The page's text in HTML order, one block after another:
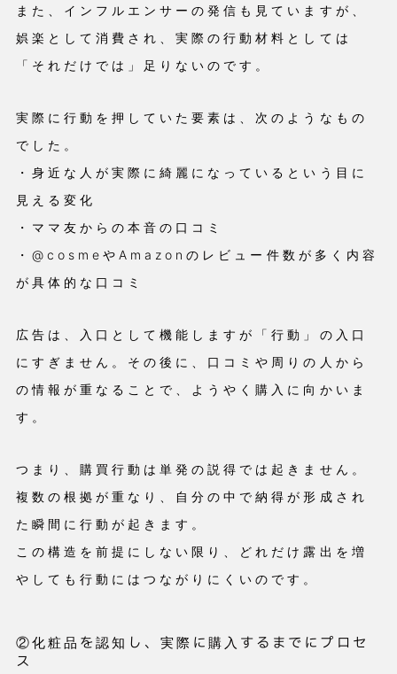
また、インフルエンサーの発信も見ていますが、
娯楽として消費され、実際の行動材料としては
「それだけでは」足りないのです。
実際に行動を押していた要素は、次のようなもの
でした。
・身近な人が実際に綺麗になっているという目に
見える変化
・ママ友からの本音の口コミ
・@cosmeやAmazonのレビュー件数が多く内容
が具体的な口コミ
広告は、入口として機能しますが「行動」の入口
にすぎません。その後に、口コミや周りの人から
の情報が重なることで、ようやく購入に向かいま
す。
つまり、購買行動は単発の説得では起きません。
複数の根拠が重なり、自分の中で納得が形成され
た瞬間に行動が起きます。
この構造を前提にしない限り、どれだけ露出を増
やしても行動にはつながりにくいのです。
②化粧品を認知し、実際に購入するまでにプロセ
ス